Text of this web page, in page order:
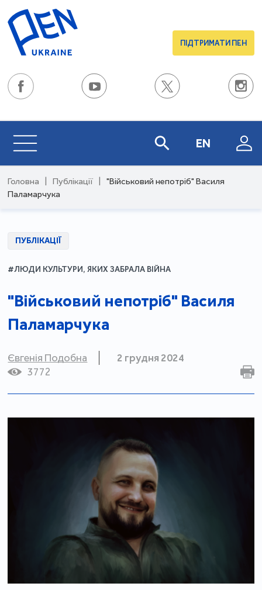
ПІДТРИМАТИ ПЕН
EN
Головна Публікації
"Військовий непотріб" Василя
Паламарчука
ПУБЛІКАЦІЇ
#ЛЮДИ КУЛЬТУРИ, ЯКИХ ЗАБРАЛА ВІЙНА
"Військовий непотріб" Василя
Паламарчука
Євгенія Подобна
2 грудня 2024
3772